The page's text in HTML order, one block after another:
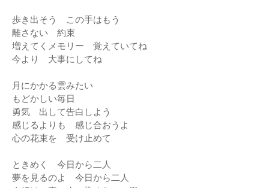
歩き出そう この手はもう
離さない 約束
増えてくメモリー 覚えていてね
今より 大事にしてね
月にかかる雲みたい
もどかしい毎日
勇気 出して告白しよう
感じるよりも 感じ合おうよ
心の花束を 受け止めて
ときめく 今日から二人
夢を見るのよ 今日から二人